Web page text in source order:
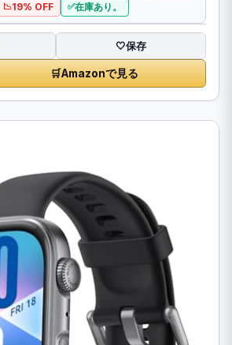
19% OFF 在庫あり。
🤍保存
🛒Amazonで見る